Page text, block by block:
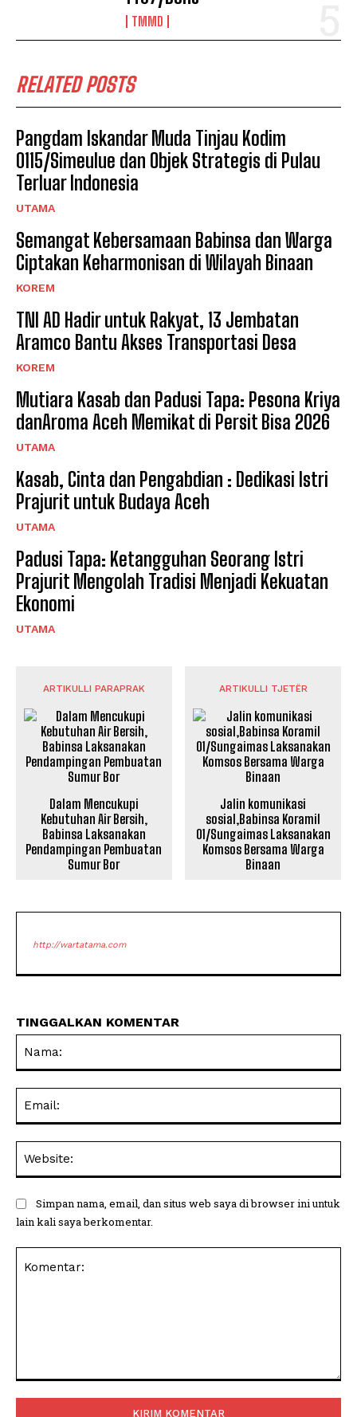
TMMD
RELATED POSTS
Pangdam Iskandar Muda Tinjau Kodim
0115/Simeulue dan Objek Strategis di Pulau
Terluar Indonesia
UTAMA
Semangat Kebersamaan Babinsa dan Warga
Ciptakan Keharmonisan di Wilayah Binaan
KOREM
TNI AD Hadir untuk Rakyat, 13 Jembatan
Aramco Bantu Akses Transportasi Desa
KOREM
Mutiara Kasab dan Padusi Tapa: Pesona Kriya
danAroma Aceh Memikat di Persit Bisa 2026
UTAMA
Kasab, Cinta dan Pengabdian : Dedikasi Istri
Prajurit untuk Budaya Aceh
UTAMA
Padusi Tapa: Ketangguhan Seorang Istri
Prajurit Mengolah Tradisi Menjadi Kekuatan
Ekonomi
UTAMA
ARTIKULLI PARAPRAK
Dalam Mencukupi
Kebutuhan Air Bersih,
Babinsa Laksanakan
Pendampingan Pembuatan
Sumur Bor
ARTIKULLI TJETËR
Jalin komunikasi
sosial,Babinsa Koramil
01/Sungaimas Laksanakan
Komsos Bersama Warga
Binaan
http://wartatama.com
TINGGALKAN KOMENTAR
Simpan nama, email, dan situs web saya di browser ini untuk
lain kali saya berkomentar.